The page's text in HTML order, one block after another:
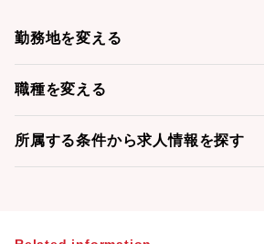
勤務地を変える
職種を変える
所属する条件から求人情報を探す